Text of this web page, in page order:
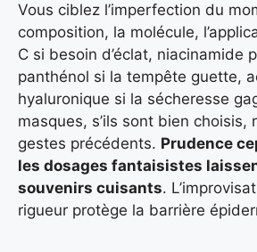
Vous ciblez l’imperfection du
composition, la molécule,
C si besoin d’éclat, niacinamide
panthénol si la tempête guette,
hyaluronique si la sécheresse
masques, s’ils sont bien choisis,
gestes précédents. Prudence
les dosages fantaisistes
souvenirs cuisants.
rigueur protège la barrière